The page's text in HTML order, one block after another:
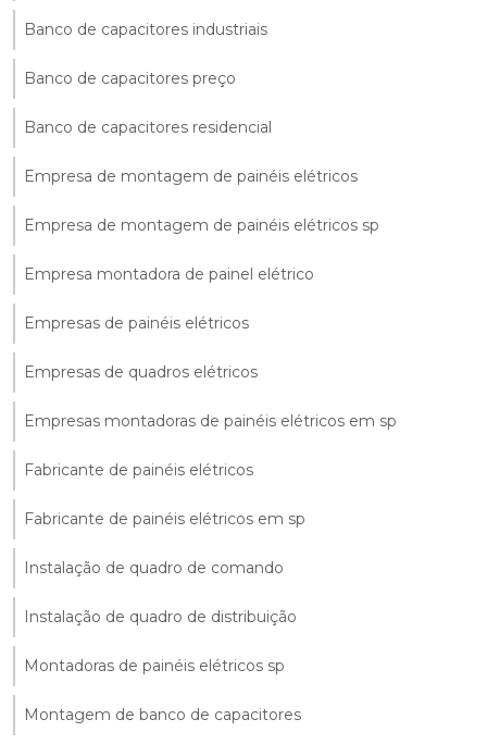
Banco de capacitores industriais
Banco de capacitores preço
Banco de capacitores residencial
Empresa de montagem de painéis elétricos
Empresa de montagem de painéis elétricos sp
Empresa montadora de painel elétrico
Empresas de painéis elétricos
Empresas de quadros elétricos
Empresas montadoras de painéis elétricos em sp
Fabricante de painéis elétricos
Fabricante de painéis elétricos em sp
Instalação de quadro de comando
Instalação de quadro de distribuição
Montadoras de painéis elétricos sp
Montagem de banco de capacitores